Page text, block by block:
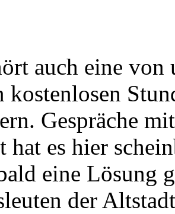
auch eine
kostenlosen
Gespräche
hat es hier
eine Lösung
der